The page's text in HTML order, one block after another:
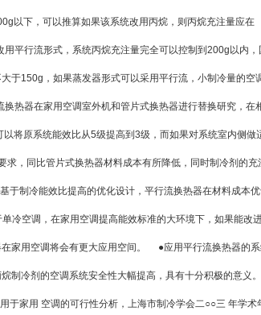
以下，可以推算如果该系统改用丙烷，则丙烷充注量应在
平行流形式，系统丙烷充注量完全可以控制到200g以内，
于150g，如果蒸发器形式可以采用平行流，小制冷量的空
器在家用空调室外机和管片式换热器进行替换研究，在
将原系统能效比从5级提高到3级，而如果对系统室内侧做
求，同比管片式换热器材料成本有所降低，同时制冷剂的充
制冷能效比提高的优化设计，平行流换热器在材料成本
冷空调，在家用空调提高能效标准的大环境下，如果能改
家用空调将会有更大应用空间。 ●应用平行流换热器的
制冷剂的空调系统安全性大幅提高，具有十分积极的意义。
家用 空调的可行性分析，上海市制冷学会二○○三 年学术